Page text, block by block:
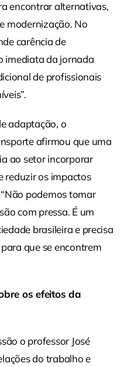
encontrar alternativas,
modernização. No
carência de
imediata da jornada
de profissionais
adaptação, o
afirmou que uma
ao setor incorporar
reduzir os impactos
podemos tomar
com pressa. É um
brasileira e precisa
que se encontrem
os efeitos da
o professor José
do trabalho e